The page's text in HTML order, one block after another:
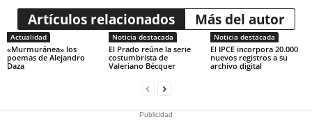
Artículos relacionados Más del autor
Actualidad
«Murmuránea» los
poemas de Alejandro
Daza
Noticia destacada
El Prado reúne la serie
costumbrista de
Valeriano Bécquer
Noticia destacada
El IPCE incorpora 20.000
nuevos registros a su
archivo digital
Publicidad